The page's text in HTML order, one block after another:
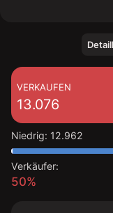
VERKAUFEN
13.076
Niedrig: 12.962
Verkäufer:
50%